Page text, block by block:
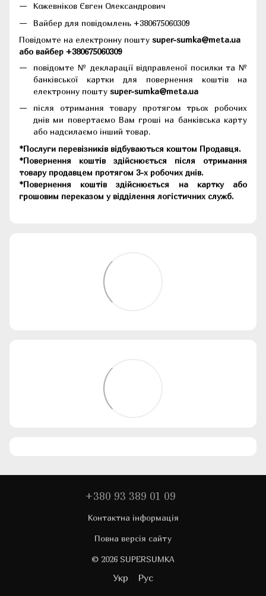
Кожевніков Євген Олександрович
Вайбер для повідомлень +380675060309
Повідомте на електронну пошту super-sumka@meta.ua
або вайбер +380675060309
повідомте № декларації відправленої посилки та №
банківської картки для повернення коштів на
електронну пошту super-sumka@meta.ua
після отримання товару протягом трьох робочих
днів ми повертаємо Вам гроші на банківська карту
або надсилаємо інший товар.
*Послуги перевізників відбуваються коштом Продавця.
*Повернення коштів здійснюється після отримання
товару продавцем протягом 3-х робочих днів.
*Повернення коштів здійснюється на картку або
грошовим переказом у відділення логістичних служб.
+380 93 389 01 09
Контактна інформація
Повна версія сайту
© 2026 SUPERSUMKA
Укр Рус